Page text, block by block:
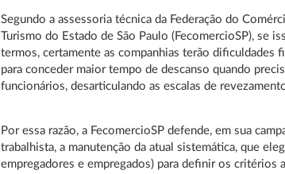
Segundo a assessoria técnica da Federação do
Turismo do Estado de São Paulo (FecomercioSP), se
termos, certamente as companhias terão dificuldades
para conceder maior tempo de descanso quando
funcionários, desarticulando as escalas de
Por essa razão, a FecomercioSP defende, em sua
trabalhista, a manutenção da atual sistemática, que
empregadores e empregados) para definir os critérios